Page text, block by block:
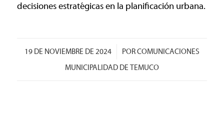
decisiones estratégicas en la planificación urbana.
19 DE NOVIEMBRE DE 2024
/ PORCOMUNICACIONES
MUNICIPALIDAD DE TEMUCO